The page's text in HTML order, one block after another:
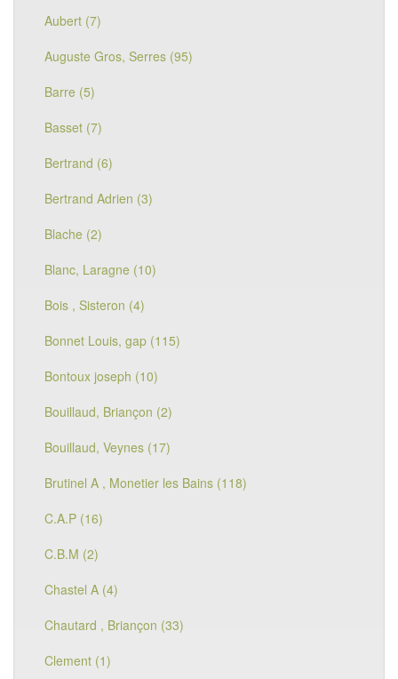
Aubert (7)
Auguste Gros, Serres (95)
Barre (5)
Basset (7)
Bertrand (6)
Bertrand Adrien (3)
Blache (2)
Blanc, Laragne (10)
Bois , Sisteron (4)
Bonnet Louis, gap (115)
Bontoux joseph (10)
Bouillaud, Briançon (2)
Bouillaud, Veynes (17)
Brutinel A , Monetier les Bains (118)
C.A.P (16)
C.B.M (2)
Chastel A (4)
Chautard , Briançon (33)
Clement (1)